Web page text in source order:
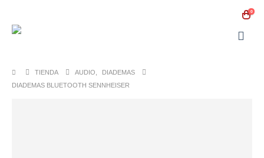
0
TIENDA AUDIO
DIADEMAS
DIADEMAS BLUETOOTH SENNHEISER